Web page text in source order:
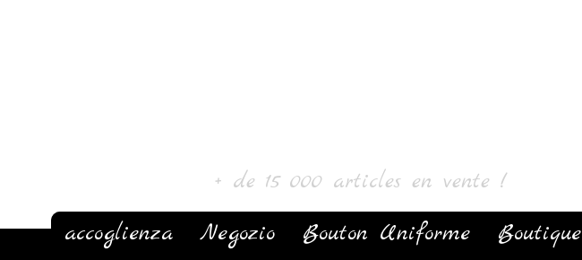
+ de 15 000 articles en vente !
accoglienza Negozio Bouton Uniforme Boutique